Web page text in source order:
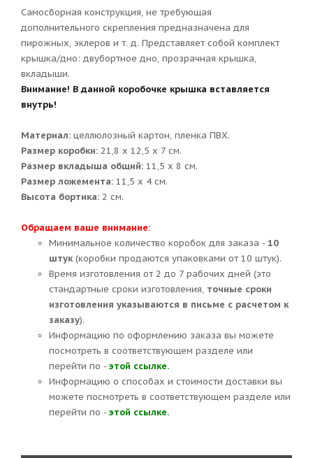
Самосборная конструкция, не требующая
дополнительного скрепления предназначена для
пирожных, эклеров и т. д. Представляет собой комплект
крышка/дно: двубортное дно, прозрачная крышка,
вкладыши.
Внимание! В данной коробочке крышка вставляется
внутрь!
Материал: целлюлозный картон, пленка ПВХ.
Размер коробки: 21,8 х 12,5 х 7 см.
Размер вкладыша общий: 11,5 х 8 см.
Размер ложемента: 11,5 х 4 см.
Высота бортика: 2 см.
Обращаем ваше внимание:
Минимальное количество коробок для заказа - 10
штук(коробки продаются упаковками от 10 штук).
Время изготовления от 2 до 7 рабочих дней (это
стандартные сроки изготовления, точные сроки
изготовления указываются в письме с расчетом к
заказу).
Информацию по оформлению заказа вы можете
посмотреть в соответствующем разделе или
перейти по - этой ссылке.
Информацию о способах и стоимости доставки вы
можете посмотреть в соответствующем разделе или
перейти по - этой ссылке.